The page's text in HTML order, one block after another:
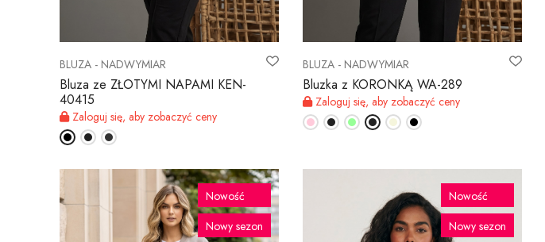
BLUZA - NADWYMIAR
Bluza ze ZŁOTYMI NAPAMI KEN-
40415
Zaloguj się, aby zobaczyć ceny
BLUZA - NADWYMIAR
Bluzka z KORONKĄ WA-289
Zaloguj się, aby zobaczyć ceny
Nowość
Nowy sezon
Nowość
Nowy sezon